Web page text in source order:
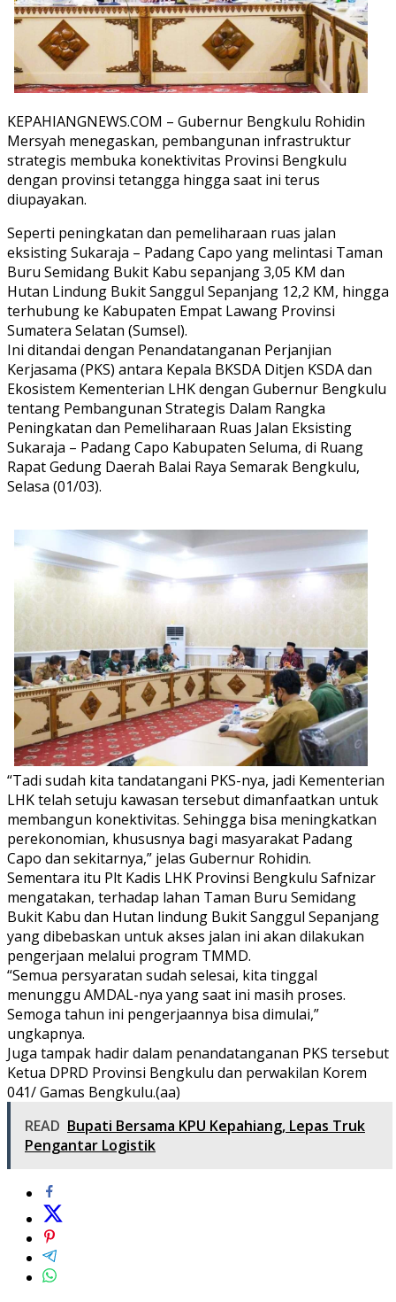
KEPAHIANGNEWS.COM – Gubernur Bengkulu Rohidin
Mersyah menegaskan, pembangunan infrastruktur
strategis membuka konektivitas Provinsi Bengkulu
dengan provinsi tetangga hingga saat ini terus
diupayakan.
Seperti peningkatan dan pemeliharaan ruas jalan
eksisting Sukaraja – Padang Capo yang melintasi Taman
Buru Semidang Bukit Kabu sepanjang 3,05 KM dan
Hutan Lindung Bukit Sanggul Sepanjang 12,2 KM, hingga
terhubung ke Kabupaten Empat Lawang Provinsi
Sumatera Selatan (Sumsel).
Ini ditandai dengan Penandatanganan Perjanjian
Kerjasama (PKS) antara Kepala BKSDA Ditjen KSDA dan
Ekosistem Kementerian LHK dengan Gubernur Bengkulu
tentang Pembangunan Strategis Dalam Rangka
Peningkatan dan Pemeliharaan Ruas Jalan Eksisting
Sukaraja – Padang Capo Kabupaten Seluma, di Ruang
Rapat Gedung Daerah Balai Raya Semarak Bengkulu,
Selasa (01/03).
“Tadi sudah kita tandatangani PKS-nya, jadi Kementerian
LHK telah setuju kawasan tersebut dimanfaatkan untuk
membangun konektivitas. Sehingga bisa meningkatkan
perekonomian, khususnya bagi masyarakat Padang
Capo dan sekitarnya,” jelas Gubernur Rohidin.
Sementara itu Plt Kadis LHK Provinsi Bengkulu Safnizar
mengatakan, terhadap lahan Taman Buru Semidang
Bukit Kabu dan Hutan lindung Bukit Sanggul Sepanjang
yang dibebaskan untuk akses jalan ini akan dilakukan
pengerjaan melalui program TMMD.
“Semua persyaratan sudah selesai, kita tinggal
menunggu AMDAL-nya yang saat ini masih proses.
Semoga tahun ini pengerjaannya bisa dimulai,”
ungkapnya.
Juga tampak hadir dalam penandatanganan PKS tersebut
Ketua DPRD Provinsi Bengkulu dan perwakilan Korem
041/ Gamas Bengkulu.(aa)
READ Bupati Bersama KPU Kepahiang, Lepas Truk
Pengantar Logistik